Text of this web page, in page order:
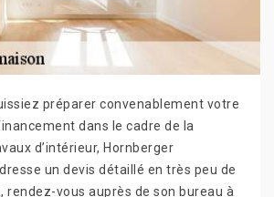
préparer convenablement votre
dans le cadre de la
d’intérieur, Hornberger
un devis détaillé en très peu de
rendez-vous auprès de son bureau à